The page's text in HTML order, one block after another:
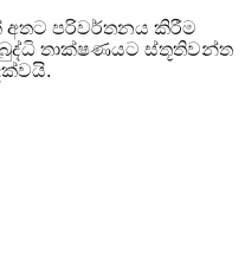
අතට පරිවර්තනය කිරීම
බුද්ධි තාක්ෂණයට ස්තූතිවන්ත